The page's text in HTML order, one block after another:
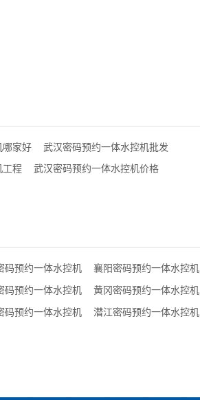
哪家好
武汉密码预约一体水控机批发
工程
武汉密码预约一体水控机价格
码预约一体水控机
襄阳密码预约一体水控机
码预约一体水控机
黄冈密码预约一体水控机
码预约一体水控机
潜江密码预约一体水控机